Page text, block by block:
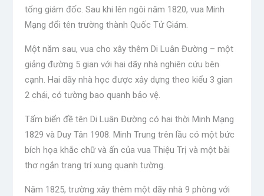
tổng giám đốc. Sau khi lên ngôi năm 1820, vua Minh
Mạng đổi tên trường thành Quốc Tử Giám.
Một năm sau, vua cho xây thêm Di Luân Đường – một
giảng đường 5 gian với hai dãy nhà nghiên cứu bên
cạnh. Hai dãy nhà học được xây dựng theo kiểu 3 gian
2 chái, có tường bao quanh bảo vệ.
Tấm biển đề tên Di Luân Đường có hai thời Minh Mạng
1829 và Duy Tân 1908. Minh Trung trên lầu có một bức
bích họa khắc chữ và ấn của vua Thiệu Trị và một bài
thơ ngắn trang trí xung quanh tường.
Năm 1825, trường xây thêm một dãy nhà 9 phòng với